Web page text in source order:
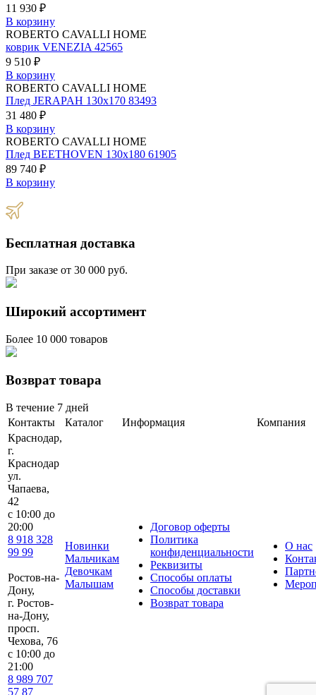
11 930 ₽
В корзину
ROBERTO CAVALLI HOME
коврик VENEZIA 42565
9 510 ₽
В корзину
ROBERTO CAVALLI HOME
Плед JERAPAH 130х170 83493
31 480 ₽
В корзину
ROBERTO CAVALLI HOME
Плед BEETHOVEN 130х180 61905
89 740 ₽
В корзину
Бесплатная доставка
При заказе от 30 000 руб.
Широкий ассортимент
Более 10 000 товаров
Возврат товара
В течение 7 дней
Контакты
Каталог Информация
Компания
Краснодар,
г.
Краснодар
ул.
Чапаева,
42
с 10:00 до
20:00
8 918 328
99 99
Ростов-на-
Дону,
г. Ростов-
на-Дону,
просп.
Чехова, 76
c 10:00 до
21:00
8 989 707
57 87
Новинки
Мальчикам
Девочкам
Малышам
Договор оферты
Политика
конфиденциальности
Реквизиты
Способы оплаты
Способы доставки
Возврат товара
О нас